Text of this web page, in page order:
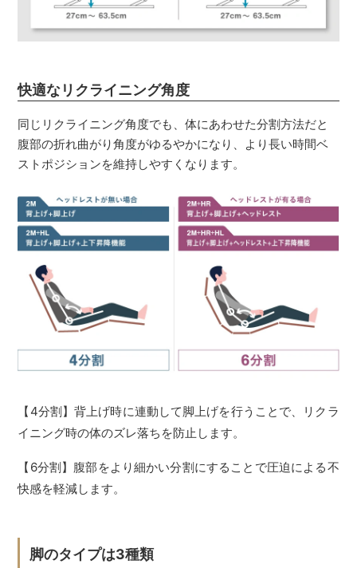
快適なリクライニング角度
同じリクライニング角度でも、体にあわせた分割方法だと
腹部の折れ曲がり角度がゆるやかになり、より長い時間ベ
ストポジションを維持しやすくなります。
【4分割】背上げ時に連動して脚上げを行うことで、リクラ
イニング時の体のズレ落ちを防止します。
【6分割】腹部をより細かい分割にすることで圧迫による不
快感を軽減します。
脚のタイプは3種類